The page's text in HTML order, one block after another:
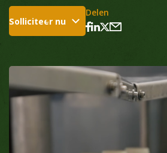
Solliciteer nu
Delen